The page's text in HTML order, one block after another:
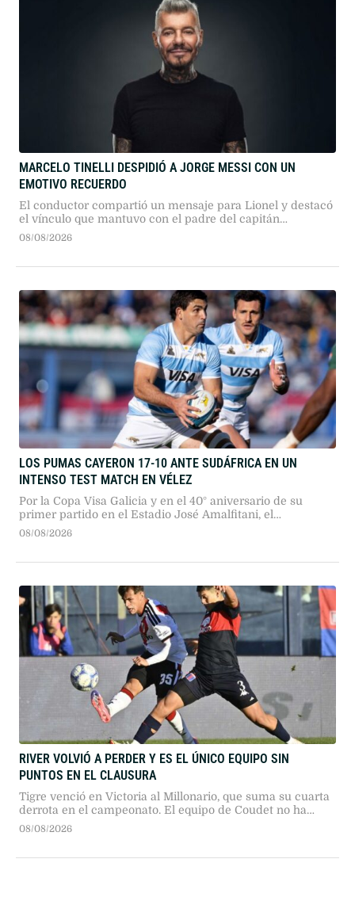
MARCELO TINELLI DESPIDIÓ A JORGE MESSI CON UN
EMOTIVO RECUERDO
El conductor compartió un mensaje para Lionel y destacó
el vínculo que mantuvo con el padre del capitán
argentino.
08/08/2026
LOS PUMAS CAYERON 17-10 ANTE SUDÁFRICA EN UN
INTENSO TEST MATCH EN VÉLEZ
Por la Copa Visa Galicia y en el 40° aniversario de su
primer partido en el Estadio José Amalfitani, el
seleccionado argentino dio pelea ante los bicampeones
del mundo en un duelo sumamente físico.
08/08/2026
RIVER VOLVIÓ A PERDER Y ES EL ÚNICO EQUIPO SIN
PUNTOS EN EL CLAUSURA
Tigre venció en Victoria al Millonario, que suma su cuarta
derrota en el campeonato. El equipo de Coudet no ha
podido marcar goles desde que comenzó el torneo.
08/08/2026